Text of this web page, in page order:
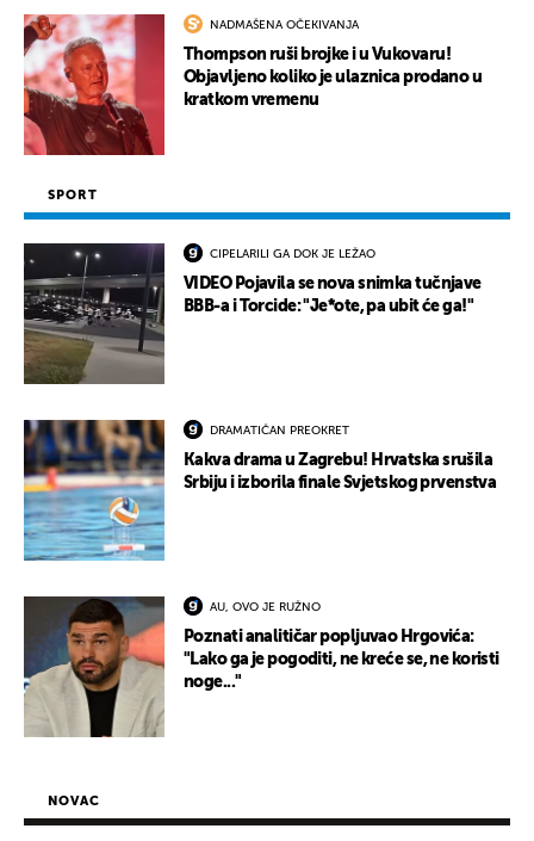
NADMAŠENA OČEKIVANJA
Thompson ruši brojke i u Vukovaru!
Objavljeno koliko je ulaznica prodano u
kratkom vremenu
SPORT
CIPELARILI GA DOK JE LEŽAO
VIDEO Pojavila se nova snimka tučnjave
BBB-a i Torcide: "Je*ote, pa ubit će ga!"
DRAMATIČAN PREOKRET
Kakva drama u Zagrebu! Hrvatska srušila
Srbiju i izborila finale Svjetskog prvenstva
AU, OVO JE RUŽNO
Poznati analitičar popljuvao Hrgovića:
"Lako ga je pogoditi, ne kreće se, ne koristi
noge..."
NOVAC